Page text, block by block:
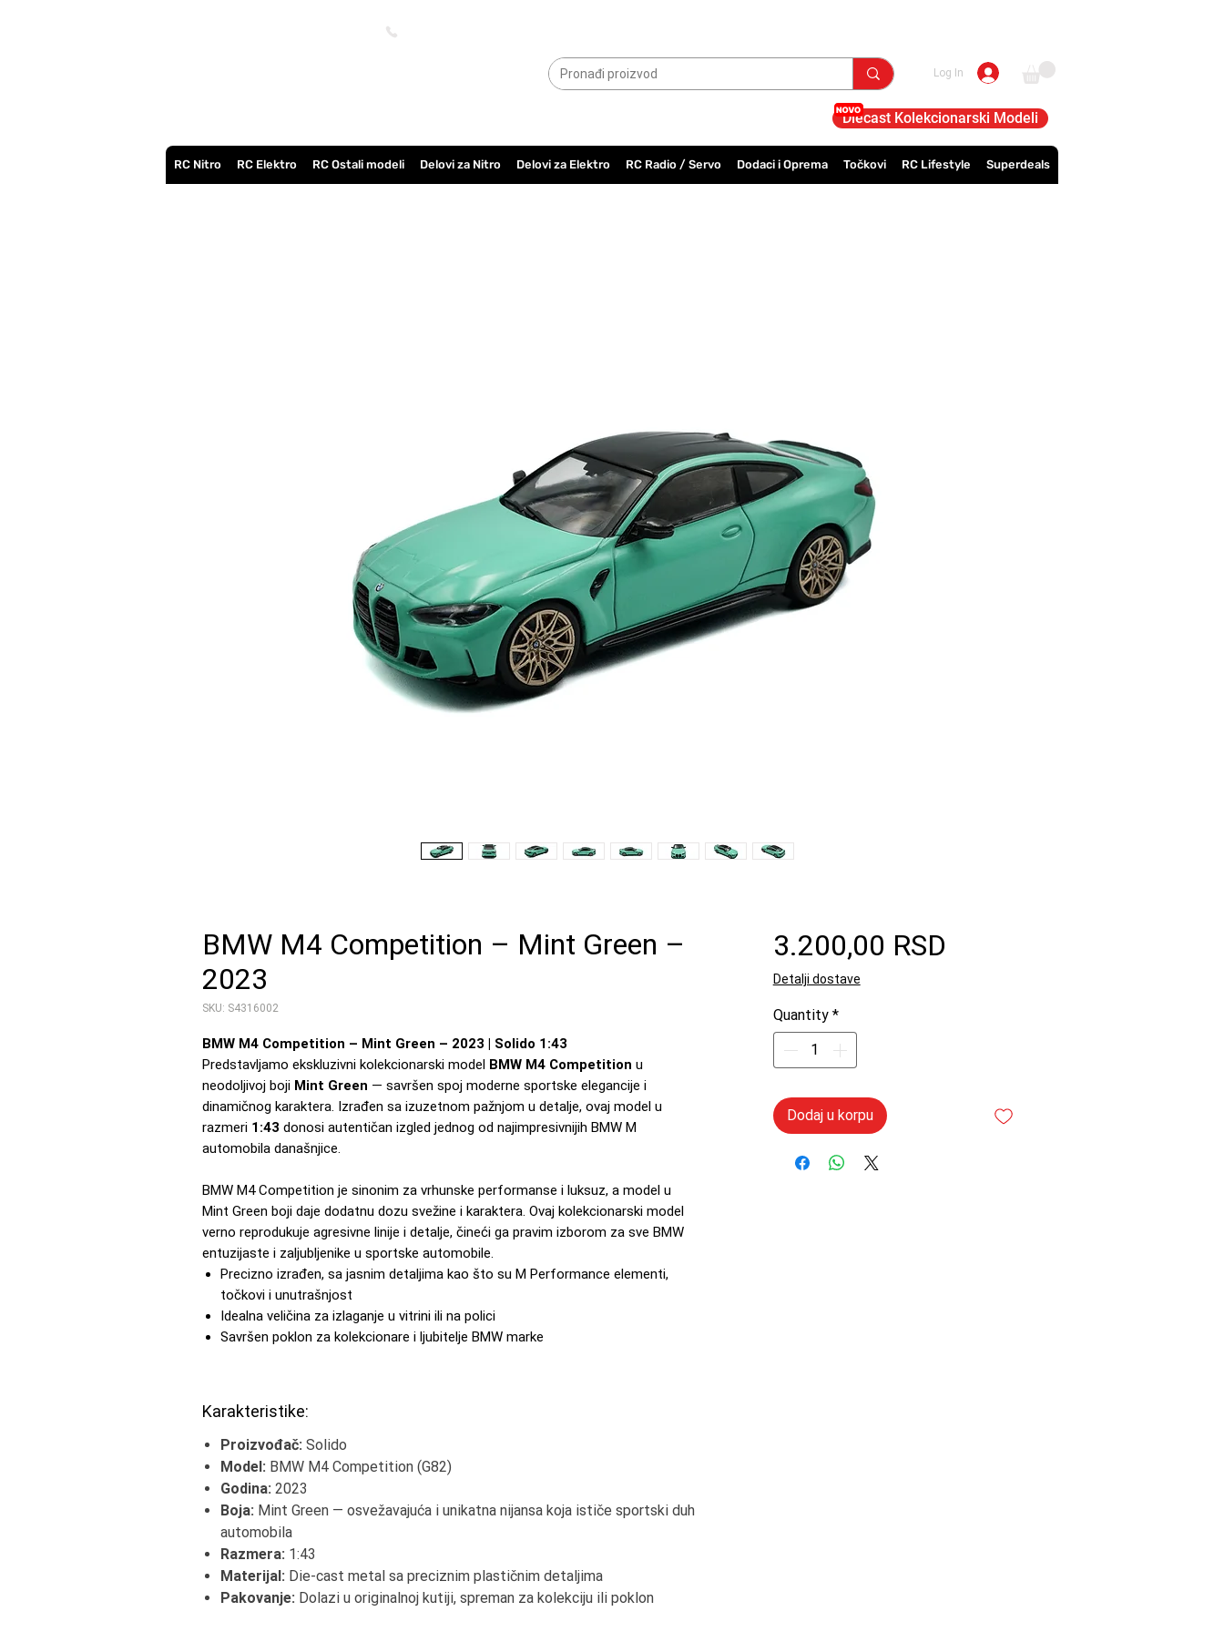
Log In
Diecast Kolekcionarski Modeli
RC Nitro RC Elektro RC Ostali modeli Delovi za Nitro Delovi za Elektro RC Radio / Servo Dodaci i Oprema Točkovi RC Lifestyle Superdeals
BMW M4 Competition – Mint Green –
2023
SKU: S4316002
BMW M4 Competition – Mint Green – 2023 | Solido 1:43
Predstavljamo ekskluzivni kolekcionarski model BMW M4 Competition u
neodoljivoj boji Mint Green — savršen spoj moderne sportske elegancije i
dinamičnog karaktera. Izrađen sa izuzetnom pažnjom u detalje, ovaj model u
razmeri 1:43 donosi autentičan izgled jednog od najimpresivnijih BMW M
automobila današnjice.
BMW M4 Competition je sinonim za vrhunske performanse i luksuz, a model u
Mint Green boji daje dodatnu dozu svežine i karaktera. Ovaj kolekcionarski model
verno reprodukuje agresivne linije i detalje, čineći ga pravim izborom za sve BMW
entuzijaste i zaljubljenike u sportske automobile.
Precizno izrađen, sa jasnim detaljima kao što su M Performance elementi,
točkovi i unutrašnjost
Idealna veličina za izlaganje u vitrini ili na polici
Savršen poklon za kolekcionare i ljubitelje BMW marke
Karakteristike:
Proizvođač: Solido
Model: BMW M4 Competition (G82)
Godina: 2023
Boja: Mint Green — osvežavajuća i unikatna nijansa koja ističe sportski duh
automobila
Razmera: 1:43
Materijal: Die-cast metal sa preciznim plastičnim detaljima
Pakovanje: Dolazi u originalnoj kutiji, spreman za kolekciju ili poklon
3.200,00 RSD
Detalji dostave
Quantity *
Dodaj u korpu